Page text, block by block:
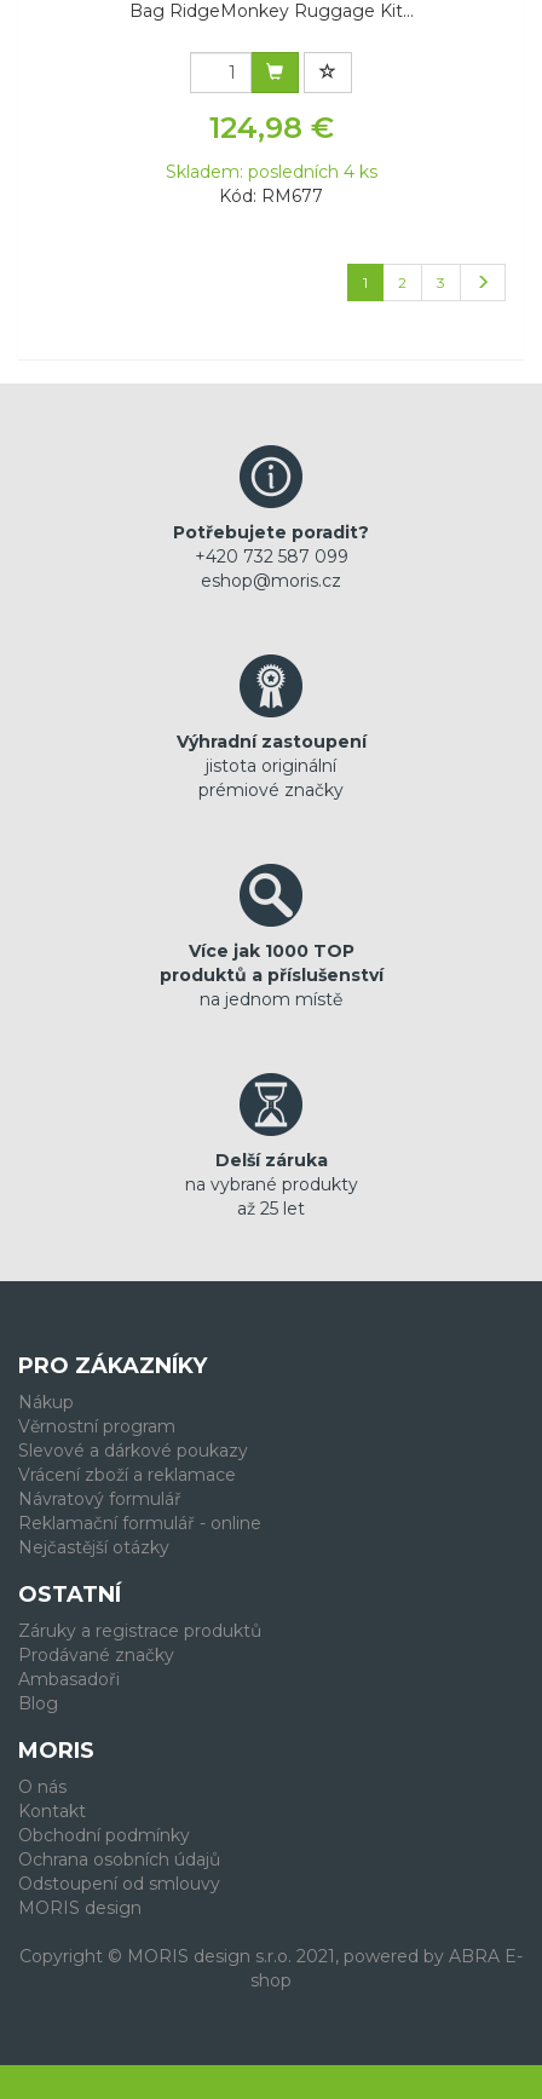
Bag RidgeMonkey Ruggage Kit...
124,98 €
Skladem: posledních 4 ks
Kód: RM677
1 2 3
Potřebujete poradit?
+420 732 587 099
eshop@moris.cz
Výhradní zastoupení
jistota originální
prémiové značky
Více jak 1000 TOP
produktů a příslušenství
na jednom místě
Delší záruka
na vybrané produkty
až 25 let
PRO ZÁKAZNÍKY
Nákup
Věrnostní program
Slevové a dárkové poukazy
Vrácení zboží a reklamace
Návratový formulář
Reklamační formulář - online
Nejčastější otázky
OSTATNÍ
Záruky a registrace produktů
Prodávané značky
Ambasadoři
Blog
MORIS
O nás
Kontakt
Obchodní podmínky
Ochrana osobních údajů
Odstoupení od smlouvy
MORIS design
Copyright © MORIS design s.r.o. 2021, powered by ABRA E-
shop